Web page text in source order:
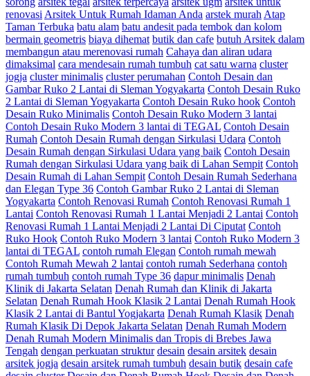
renovasi Arsitek Untuk Rumah Idaman Anda arstek murah Atap
Taman Terbuka batu alam batu andesit pada tembok dan kolom
bermain geometris biaya dihemat butik dan cafe butuh Arsitek dalam
membangun atau merenovasi rumah Cahaya dan aliran udara
dimaksimal cara mendesain rumah tumbuh cat satu warna cluster
jogja cluster minimalis cluster perumahan Contoh Desain dan
Gambar Ruko 2 Lantai di Sleman Yogyakarta Contoh Desain Ruko
2 Lantai di Sleman Yogyakarta Contoh Desain Ruko hook Contoh
Desain Ruko Minimalis Contoh Desain Ruko Modern 3 lantai
Contoh Desain Ruko Modern 3 lantai di TEGAL Contoh Desain
Rumah Contoh Desain Rumah dengan Sirkulasi Udara Contoh
Desain Rumah dengan Sirkulasi Udara yang baik Contoh Desain
Rumah dengan Sirkulasi Udara yang baik di Lahan Sempit Contoh
Desain Rumah di Lahan Sempit Contoh Desain Rumah Sederhana
dan Elegan Type 36 Contoh Gambar Ruko 2 Lantai di Sleman
Yogyakarta Contoh Renovasi Rumah Contoh Renovasi Rumah 1
Lantai Contoh Renovasi Rumah 1 Lantai Menjadi 2 Lantai Contoh
Renovasi Rumah 1 Lantai Menjadi 2 Lantai Di Ciputat Contoh
Ruko Hook Contoh Ruko Modern 3 lantai Contoh Ruko Modern 3
lantai di TEGAL contoh rumah Elegan Contoh rumah mewah
Contoh Rumah Mewah 2 lantai contoh rumah Sederhana contoh
rumah tumbuh contoh rumah Type 36 dapur minimalis Denah
Klinik di Jakarta Selatan Denah Rumah dan Klinik di Jakarta
Selatan Denah Rumah Hook Klasik 2 Lantai Denah Rumah Hook
Klasik 2 Lantai di Bantul Yogjakarta Denah Rumah Klasik Denah
Rumah Klasik Di Depok Jakarta Selatan Denah Rumah Modern
Denah Rumah Modern Minimalis dan Tropis di Brebes Jawa
Tengah dengan perkuatan struktur desain desain arsitek desain
arsitek jogja desain arsitek rumah tumbuh desain butik desain cafe